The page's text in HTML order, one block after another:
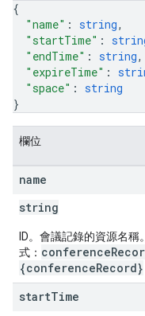
{
"name" : string,
"startTime" :
"endTime" : string,
"expireTime" :
"space" : string
}
欄位
name
string
ID。會議記錄的資源名稱
式：
{conferenceRecord}
startTime